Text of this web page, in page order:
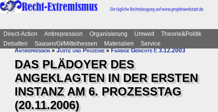
Direct-Action Antirepression Organisierung Umwelt
Theorie&Politik
Debatten
Saasen/GI/Mittelhessen Materialien
Service
Antirepression»Justiz und Prozesse»Farbige Gerichte I: 3.12.2003
DAS PLÄDOYER DES
ANGEKLAGTEN IN DER ERSTEN
INSTANZ AM 6. PROZESSTAG
(20.11.2006)